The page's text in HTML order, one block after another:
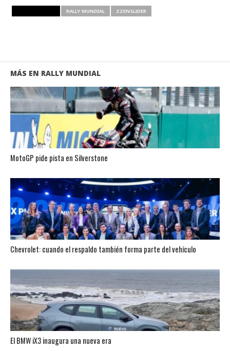
RALLY MUNDIAL ZZENSLIDER
MÁS EN RALLY MUNDIAL
MotoGP pide pista en Silverstone
Chevrolet: cuando el respaldo también forma parte del vehículo
El BMW iX3 inaugura una nueva era